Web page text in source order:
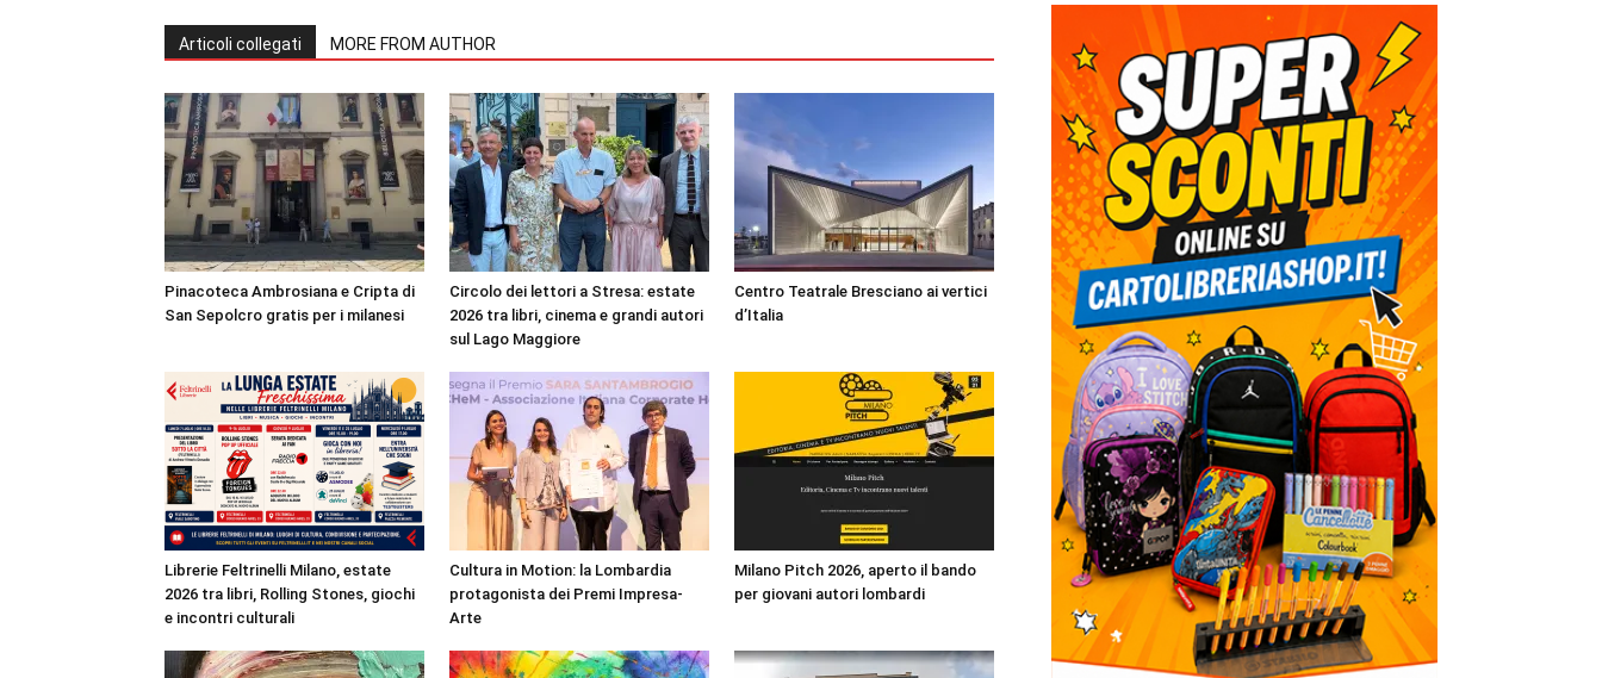
Articoli collegati MORE FROM AUTHOR
Pinacoteca Ambrosiana e Cripta di
San Sepolcro gratis per i milanesi
Circolo dei lettori a Stresa: estate
2026 tra libri, cinema e grandi autori
sul Lago Maggiore
Centro Teatrale Bresciano ai vertici
d’Italia
Librerie Feltrinelli Milano, estate
2026 tra libri, Rolling Stones, giochi
e incontri culturali
Cultura in Motion: la Lombardia
protagonista dei Premi Impresa-
Arte
Milano Pitch 2026, aperto il bando
per giovani autori lombardi